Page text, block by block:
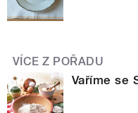
VÍCE Z POŘADU
Vaříme se